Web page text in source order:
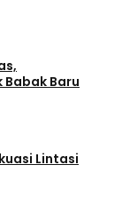
Babak Baru
Lintasi